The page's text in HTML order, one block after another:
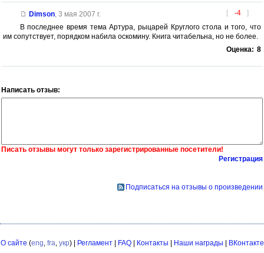
[ -4 ]
Dimson, 3 мая 2007 г.
В последнее время тема Артура, рыцарей Круглого стола и того, что
им сопутствует, порядком набила оскомину. Книга читабельна, но не более.
Оценка: 8
Написать отзыв:
Писать отзывы могут только зарегистрированные посетители!
Регистрация
Подписаться на отзывы о произведении
О сайте (eng, fra, укр) | Регламент| FAQ| Контакты Наши награды ВКонтакте